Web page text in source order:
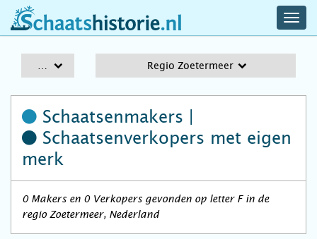
schaatshistorie.nl
Regio Zoetermeer
Schaatsenmakers |
Schaatsenverkopers met eigen
merk
0 Makers en 0 Verkopers gevonden op letter F in de
regio Zoetermeer, Nederland